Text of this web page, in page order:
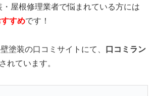
屋根修理業者で悩まれている方には
すめです！
塗装の口コミサイトにて、
口コミラン
れています。